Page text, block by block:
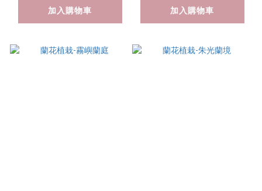
加入購物車
加入購物車